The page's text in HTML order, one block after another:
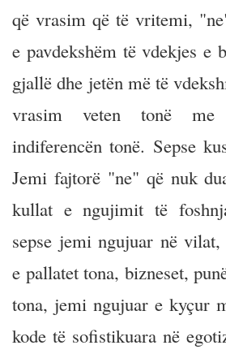
që vrasim që të vritemi,
e pavdekshëm të vdekjes e
gjallë dhe jetën më të
vrasim veten tonë me
indiferencën tonë. Sepse
Jemi fajtorë "ne" që nuk
kullat e ngujimit të
sepse jemi ngujuar në
e pallatet tona, bizneset,
tona, jemi ngujuar e kyçur
kode të sofistikuara në